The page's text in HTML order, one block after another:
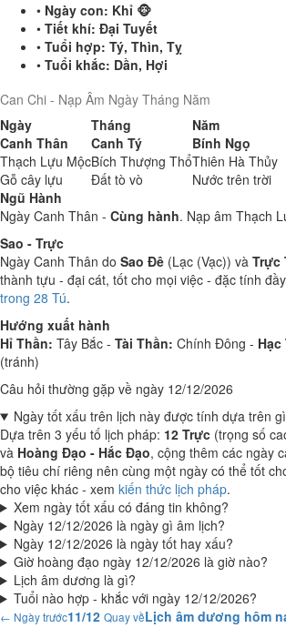
• Ngày con: Khỉ 🐵
• Tiết khí: Đại Tuyết
• Tuổi hợp: Tý, Thìn, Tỵ
• Tuổi khắc: Dần, Hợi
Can Chi - Nạp Âm Ngày Tháng Năm
Ngày
Tháng
Năm
Canh Thân
Canh Tý
Bính Ngọ
Thạch Lựu MộcBích Thượng ThổThiên Hà Thủy
Gỗ cây lựu
Đất tò vò
Nước trên trời
Ngũ Hành
Ngày Canh Thân - Cùng hành. Nạp âm Thạch
Sao - Trực
Ngày Canh Thân do Sao Đê (Lạc (Vạc)) và Trực
thành tựu - đại cát, tốt cho mọi việc - đặc tính
trong 28 Tú.
Hướng xuất hành
Hỉ Thần: Tây Bắc - Tài Thần: Chính Đông - Hạc
(tránh)
Câu hỏi thường gặp về ngày 12/12/2026
Ngày tốt xấu trên lịch này được tính dựa trên
Dựa trên 3 yếu tố lịch pháp: 12 Trực (trọng số
và Hoàng Đạo - Hắc Đạo, cộng thêm các ngày
bộ tiêu chí riêng nên cùng một ngày có thể tốt
cho việc khác - xem kiến thức lịch pháp.
Xem ngày tốt xấu có đáng tin không?
Ngày 12/12/2026 là ngày gì âm lịch?
Ngày 12/12/2026 là ngày tốt hay xấu?
Giờ hoàng đạo ngày 12/12/2026 là giờ nào?
Lịch âm dương là gì?
Tuổi nào hợp - khắc với ngày 12/12/2026?
← Ngày trước11/12 Quay vềLịch âm dương hôm